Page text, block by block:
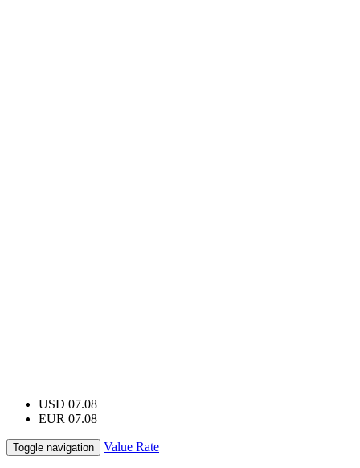
USD 07.08
EUR 07.08
Toggle navigation Value Rate